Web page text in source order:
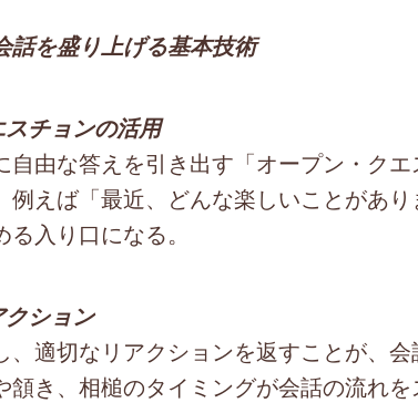
話を盛り上げる基本技術
チョンの活用
由な答えを引き出す「オープン・ク
例えば「最近、どんな楽しいことがあ
入り口になる。
ション
適切なリアクションを返すことが、
き、相槌のタイミングが会話の流れを